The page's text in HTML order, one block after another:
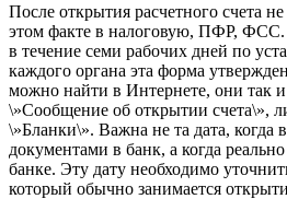
После открытия расчетного счета
этом факте в налоговую, ПФР, ФСС.
в течение семи рабочих дней по
каждого органа эта форма
можно найти в Интернете, они так
\»Сообщение об открытии счета\»,
\»Бланки\». Важна не та дата, когда
документами в банк, а когда
банке. Эту дату необходимо
который обычно занимается